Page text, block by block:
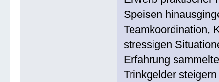
Speisen
Teamkoordination,
stressigen
Erfahrung
Trinkgelder